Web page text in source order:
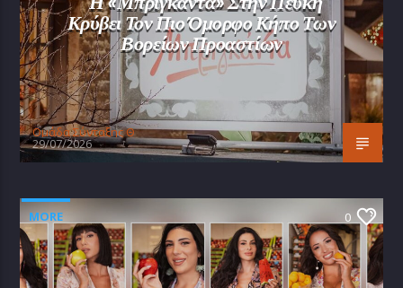
Κρύβει Τον Πιο Όμορφο Κήπο Των
Βορείων Προαστίων
Oμάδα Σύνταξης Θ
29/07/2026
MORE 0